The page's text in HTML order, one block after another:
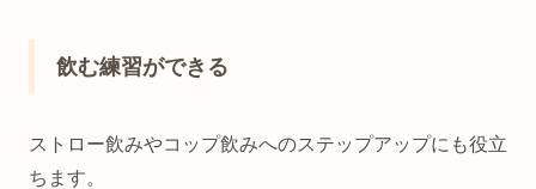
飲む練習ができる
ストロー飲みやコップ飲みへのステップアップにも役立
ちます。